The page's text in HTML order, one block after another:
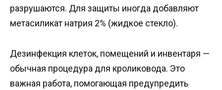
разрушаются. Для защиты иногда добавляют
метасиликат натрия 2% (жидкое стекло).
Дезинфекция клеток, помещений и инвентаря —
обычная процедура для кроликовода. Это
важная работа, помогающая предупредить